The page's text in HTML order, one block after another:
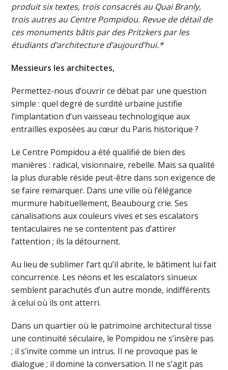
produit six textes, trois consacrés au Quai Branly,
trois autres au Centre Pompidou. Revue de détail de
ces monuments bâtis par des Pritzkers par les
étudiants d’architecture d’aujourd’hui.*
Messieurs les architectes,
Permettez-nous d’ouvrir ce débat par une question
simple : quel degré de surdité urbaine justifie
l’implantation d’un vaisseau technologique aux
entrailles exposées au cœur du Paris historique ?
Le Centre Pompidou a été qualifié de bien des
manières : radical, visionnaire, rebelle. Mais sa qualité
la plus durable réside peut-être dans son exigence de
se faire remarquer. Dans une ville où l’élégance
murmure habituellement, Beaubourg crie. Ses
canalisations aux couleurs vives et ses escalators
tentaculaires ne se contentent pas d’attirer
l’attention ; ils la détournent.
Au lieu de sublimer l’art qu’il abrite, le bâtiment lui fait
concurrence. Les néons et les escalators sinueux
semblent parachutés d’un autre monde, indifférents
à celui où ils ont atterri.
Dans un quartier où le patrimoine architectural tisse
une continuité séculaire, le Pompidou ne s’insère pas
; il s’invite comme un intrus. Il ne provoque pas le
dialogue ; il domine la conversation. Il ne s’agit pas